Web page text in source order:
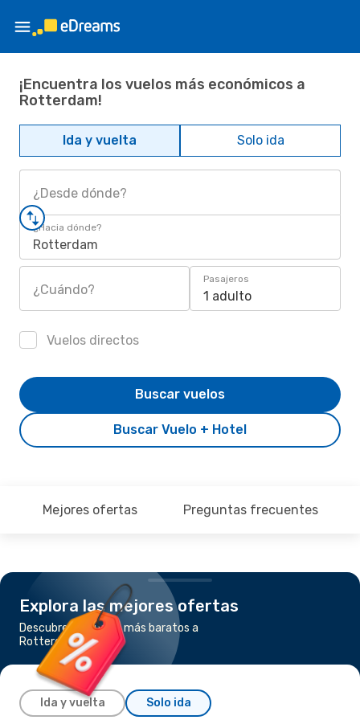
¡Encuentra los vuelos más económicos a
Rotterdam!
Ida y vuelta Solo ida
¿Desde dónde?
¿Hacia dónde?
Rotterdam
¿Cuándo?
Pasajeros
1 adulto
Vuelos directos
Buscar Vuelo + Hotel
Buscar vuelos
Mejores ofertas Preguntas frecuentes
Explora las mejores ofertas
Descubre los vuelos más baratos a
Rotterdam
Ida y vuelta Solo ida